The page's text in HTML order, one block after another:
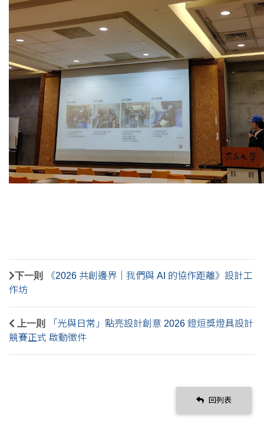
下一則
《2026 共創邊界｜我們與 AI 的協作距離》設計工
作坊
上一則
「光與日常」點亮設計創意 2026 鐙烜獎燈具設計
競賽正式 啟動徵件
回列表